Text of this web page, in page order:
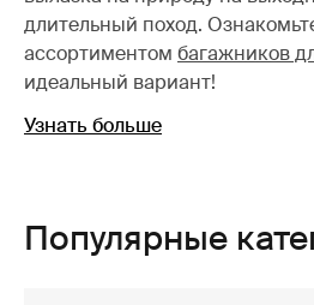
длительный поход.
ассортиментом багажников
идеальный вариант!
Узнать больше
Популярные